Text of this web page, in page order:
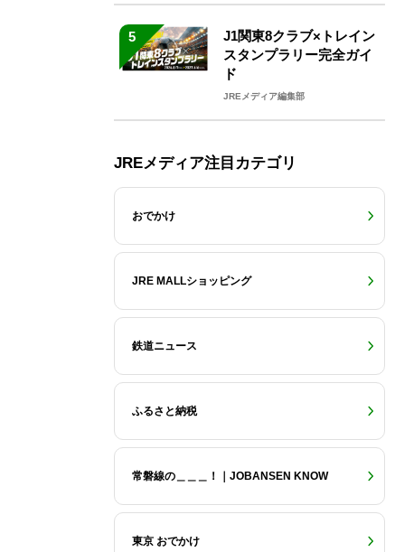
5
J1関東8クラブ×トレイン
スタンプラリー完全ガイ
ド
JREメディア編集部
JREメディア注目カテゴリ
おでかけ
JRE MALLショッピング
鉄道ニュース
ふるさと納税
常磐線の＿＿＿！｜JOBANSEN KNOW
東京 おでかけ